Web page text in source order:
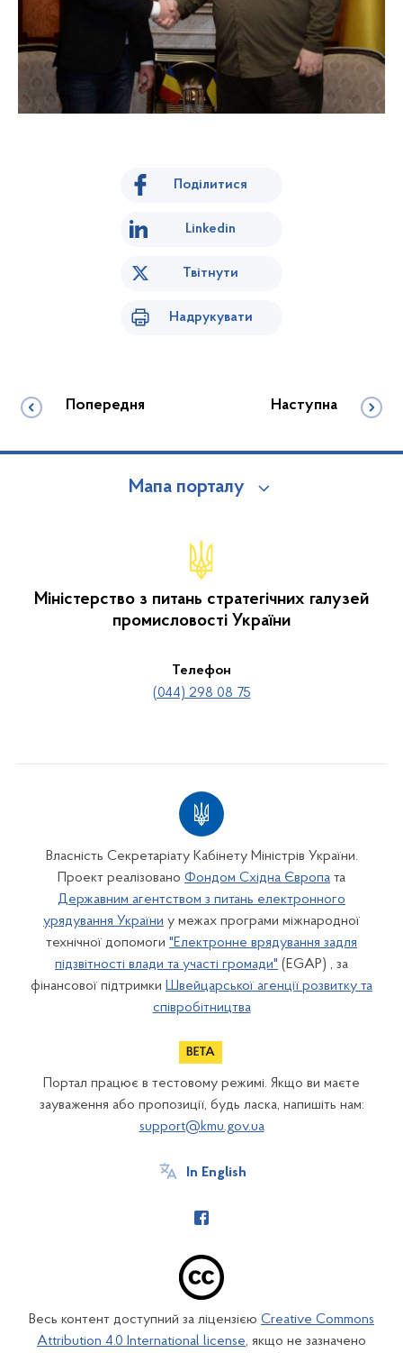
Поділитися
Linkedin
Твітнути
Надрукувати
Попередня Наступна
Мапа порталу
Міністерство з питань стратегічних галузей
промисловості України
Телефон
(044) 298 08 75
Власність Секретаріату Кабінету Міністрів України.
Проект реалізовано Фондом Східна Європа та
Державним агентством з питань електронного
урядування України у межах програми міжнародної
технічної допомоги "Електронне врядування задля
підзвітності влади та участі громади" (EGAP) , за
фінансової підтримки Швейцарської агенції розвитку та
співробітництва
Портал працює в тестовому режимі. Якщо ви маєте
зауваження або пропозиції, будь ласка, напишіть нам:
support@kmu.gov.ua
In English
Весь контент доступний за ліцензією Creative Commons
Attribution 4.0 International license, якщо не зазначено